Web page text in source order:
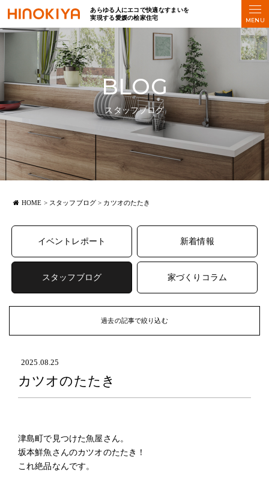
あらゆる人にエコで快適なすまいを
実現する愛媛の桧家住宅
BLOG
スタッフブログ
HOME > スタッフブログ > カツオのたたき
イベントレポート 新着情報
スタッフブログ 家づくりコラム
過去の記事で絞り込む
ARCHIVE
2026年 (49)
2026年5月(7)
2026年4月(6)
2026年3月(6)
2025.08.25
カツオのたたき
津島町で見つけた魚屋さん。
坂本鮮魚さんのカツオのたたき！
これ絶品なんです。